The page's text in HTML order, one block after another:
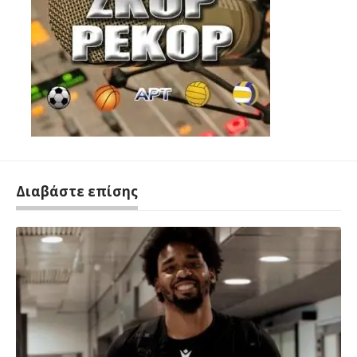
Διαβάστε επίσης